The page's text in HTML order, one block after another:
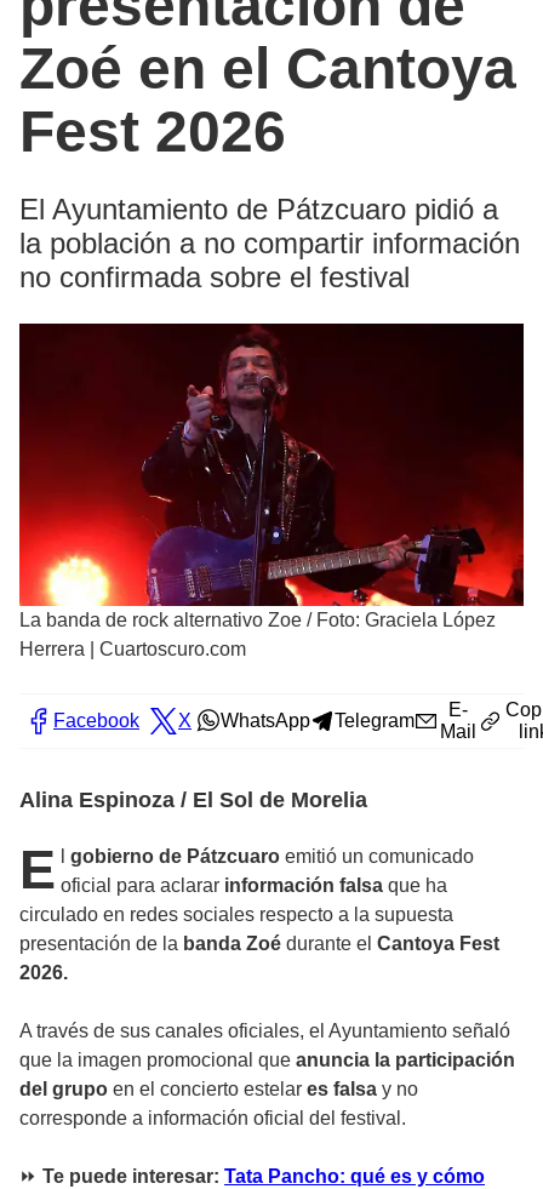
Zoé en el Cantoya
Fest 2026
El Ayuntamiento de Pátzcuaro pidió a
la población a no compartir información
no confirmada sobre el festival
La banda de rock alternativo Zoe / Foto: Graciela López
Herrera | Cuartoscuro.com
Facebook X WhatsApp Telegram
E-
Mail
Alina Espinoza / El Sol de Morelia
E gobierno de Pátzcuaro emitió un comunicado
oficial para aclarar información falsa que ha
circulado en redes sociales respecto a la supuesta
presentación de la banda Zoé durante el Cantoya Fest
2026.
A través de sus canales oficiales, el Ayuntamiento señaló
que la imagen promocional que anuncia la participación
del grupo en el concierto estelar es falsa y no
corresponde a información oficial del festival.
⏩ Te puede interesar: Tata Pancho: qué es y cómo